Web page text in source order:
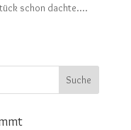
schon dachte....